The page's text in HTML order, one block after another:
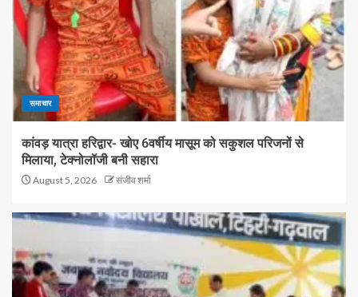
समाचार
कांवड़ यात्रा हरिद्वार- खोए 6वर्षीय मासूम को सकुशल परिजनों से
मिलाया, टेक्नोलॉजी बनी सहारा
August 5, 2026 संजीव शर्मा